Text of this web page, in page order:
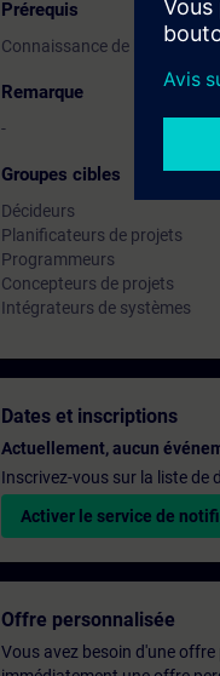
Prérequis
Connaissance de base de
Remarque
-
Groupes cibles
Décideurs
Planificateurs de projets
Programmeurs
Concepteurs de projets
Intégrateurs de systèmes
Dates et inscriptions
Actuellement, aucun
Inscrivez-vous sur la liste de
Activer le service de
Offre personnalisée
Vous avez besoin d'une